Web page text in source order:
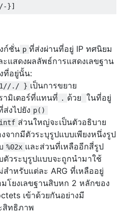
ก์ชั่น p ที่ส่งผ่านที่อยู่ IP ทศนิยม
ะแสดงผลลัพธ์การแสดงเลขฐาน
ที่อยู่นั้น:
./ } เป็นการขยาย
ามิเตอร์ที่แทนที่ . ด้วย ในที่อยู่
ส่งไปยัง p()
ส่วนใหญ่จะเป็นตัวอธิบาย
งจากมีตัวระบุรูปแบบเพียงหนึ่งรูป
%02x และส่วนที่เหลืออีกสี่รูป
ตัวระบุรูปแบบจะถูกนำมาใช้
สำหรับแต่ละ ARG ที่เหลืออยู่
มโยงเลขฐานสิบหก 2 หลักของ
เข้าด้วยกันอย่างมี
สิทธิภาพ